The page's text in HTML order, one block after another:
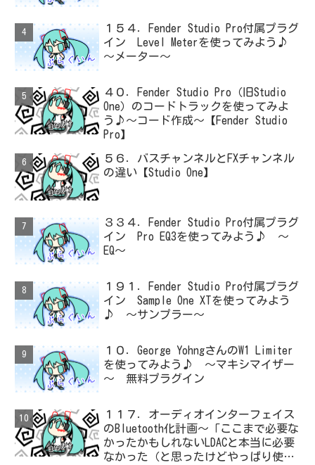
１５４．Fender Studio Pro付属プラグ
イン Level Meterを使ってみよう♪
～メーター～
４０．Fender Studio Pro（旧Studio
One）のコードトラックを使ってみよ
う♪～コード作成～【Fender Studio
Pro】
５６．バスチャンネルとFXチャンネル
の違い【Studio One】
３３４．Fender Studio Pro付属プラグ
イン Pro EQ3を使ってみよう♪ ～
EQ～
１９１．Fender Studio Pro付属プラグ
イン Sample One XTを使ってみよう
♪ ～サンプラー～
１０．George YohngさんのW1 Limiter
を使ってみよう♪ ～マキシマイザー
～ 無料プラグイン
１１７．オーディオインターフェイス
のBluetooth化計画～「ここまで必要な
かったかもしれないLDACと本当に必要
なかった（と思ったけどやっぱり使っ